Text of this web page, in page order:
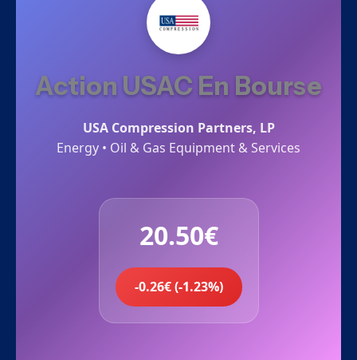
Action USAC En Bourse
USA Compression Partners, LP
Energy • Oil & Gas Equipment & Services
20.50€
-0.26€ (-1.23%)